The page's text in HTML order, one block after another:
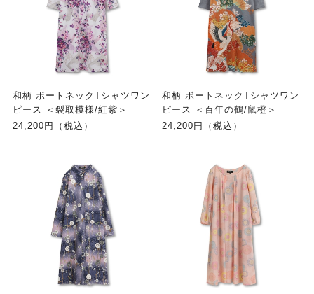
和柄 ボートネックTシャツワン
ピース ＜裂取模様/紅紫＞
24,200円（税込）
和柄 ボートネックTシャツワン
ピース ＜百年の鶴/鼠橙＞
24,200円（税込）